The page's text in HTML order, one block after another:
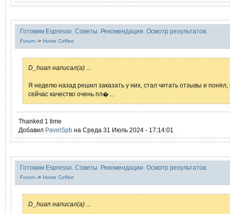
Готовим Espresso. Советы. Рекомендации. Осмотр результатов.
Forum -> Home Coffee
D_huan написал(а)
Я неделю назад решил заказать у них, стал читать отзывы и понял,
сейчас качество очень пл�...
Thanked 1 time
Добавил PavelSpb на Среда 31 Июль 2024 - 17:14:01
Готовим Espresso. Советы. Рекомендации. Осмотр результатов.
Forum -> Home Coffee
D_huan написал(а)